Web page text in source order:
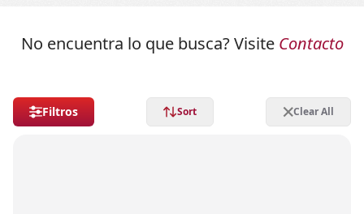
No encuentra lo que busca? Visite Contacto
Filtros Sort Clear All